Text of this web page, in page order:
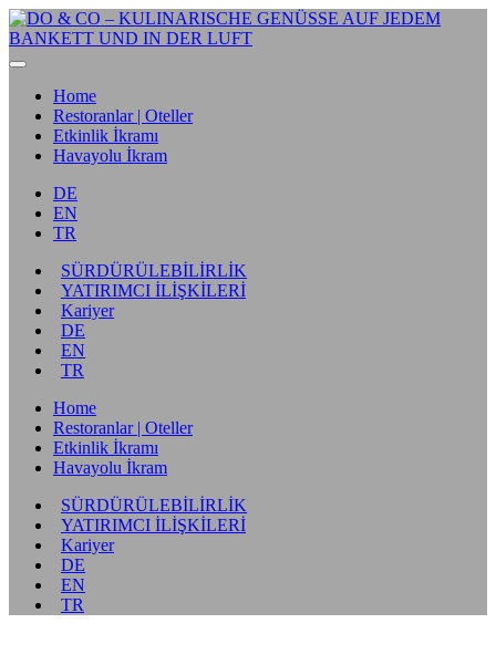
Home
Restoranlar | Oteller
Etkinlik İkramı
Havayolu İkram
DE
EN
TR
SÜRDÜRÜLEBİLİRLİK
YATIRIMCI İLİŞKİLERİ
Kariyer
DE
EN
TR
Home
Restoranlar | Oteller
Etkinlik İkramı
Havayolu İkram
SÜRDÜRÜLEBİLİRLİK
YATIRIMCI İLİŞKİLERİ
Kariyer
DE
EN
TR